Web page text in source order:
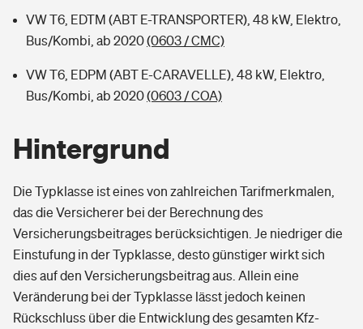
VW T6, EDTM (ABT E-TRANSPORTER), 48 kW, Elektro,
Bus/Kombi, ab 2020(0603 / CMC)
VW T6, EDPM (ABT E-CARAVELLE), 48 kW, Elektro,
Bus/Kombi, ab 2020(0603 / COA)
Hintergrund
Die Typklasse ist eines von zahlreichen Tarifmerkmalen,
das die Versicherer bei der Berechnung des
Versicherungsbeitrages berücksichtigen. Je niedriger die
Einstufung in der Typklasse, desto günstiger wirkt sich
dies auf den Versicherungsbeitrag aus. Allein eine
Veränderung bei der Typklasse lässt jedoch keinen
Rückschluss über die Entwicklung des gesamten Kfz-